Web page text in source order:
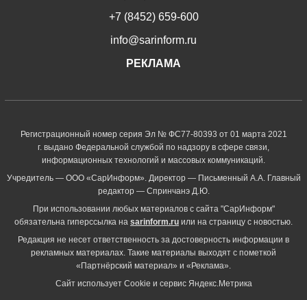
+7 (8452) 659-600
info@sarinform.ru
РЕКЛАМА
Регистрационный номер серия Эл № ФС77-80393 от 01 марта 2021
г. выдано Федеральной службой по надзору в сфере связи,
информационных технологий и массовых коммуникаций.
Учредитель — ООО «СарИнформ». Директор — Письменный А.А. Главный
редактор — Спринчанэ Д.Ю.
При использовании любых материалов с сайта "СарИнформ"
обязательна гиперссылка на sarinform.ru или на страницу с новостью.
Редакция не несет ответственность за достоверность информации в
рекламных материалах. Такие материалы выходят с пометкой
«Партнёрский материал» и «Реклама».
Сайт использует Cookie и сервиc Яндекс.Метрика